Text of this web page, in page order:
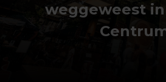
weggeweest